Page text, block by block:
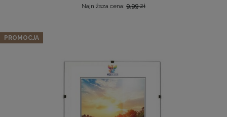
Drewniana, frezowana ramka na zdjęcia, plakaty, obrazy w
rozmiarze 21 x 30 cm w kolorze białym
Cena regularna:
Najniższa cena:
DO KOSZYKA
Najniższa cena: 9,99 zł
PROMOCJA